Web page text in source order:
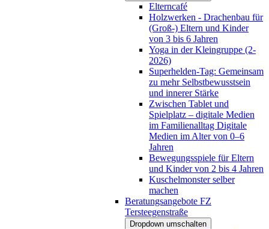
Elterncafé
Holzwerken - Drachenbau für
(Groß-) Eltern und Kinder
von 3 bis 6 Jahren
Yoga in der Kleingruppe (2-
2026)
Superhelden-Tag: Gemeinsam
zu mehr Selbstbewusstsein
und innerer Stärke
Zwischen Tablet und
Spielplatz – digitale Medien
im Familienalltag Digitale
Medien im Alter von 0–6
Jahren
Bewegungsspiele für Eltern
und Kinder von 2 bis 4 Jahren
Kuschelmonster selber
machen
Beratungsangebote FZ
Tersteegenstraße
Dropdown umschalten